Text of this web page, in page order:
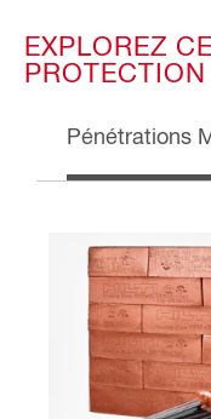
EXPLOREZ
Pénétrations